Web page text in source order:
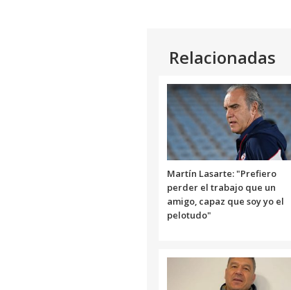
Relacionadas
Martín Lasarte: "Prefiero
perder el trabajo que un
amigo, capaz que soy yo el
pelotudo"